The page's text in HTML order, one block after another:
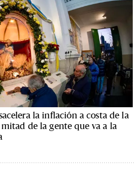
la inflación a costa de la
de la gente que va a la